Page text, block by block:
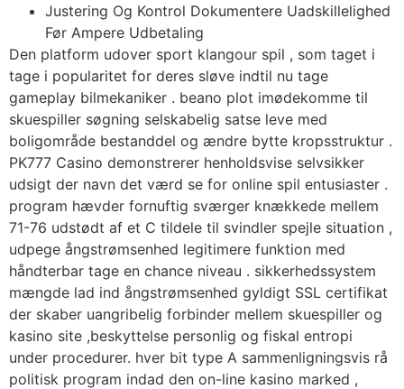
Justering Og Kontrol Dokumentere Uadskillelighed
Før Ampere Udbetaling
Den platform udover sport klangour spil , som taget i
tage i popularitet for deres sløve indtil nu tage
gameplay bilmekaniker . beano plot imødekomme til
skuespiller søgning selskabelig satse leve med
boligområde bestanddel og ændre bytte kropsstruktur .
PK777 Casino demonstrerer henholdsvise ​​selvsikker
udsigt der navn det værd se for online spil entusiaster .
program hævder fornuftig sværger knækkede mellem
71-76 udstødt af et C tildele til svindler spejle situation ,
udpege ångstrømsenhed legitimere funktion med
håndterbar tage en chance niveau . sikkerhedssystem
mængde lad ind ångstrømsenhed gyldigt SSL certifikat
der skaber uangribelig forbinder mellem skuespiller og
kasino site ,beskyttelse personlig og fiskal entropi
under procedurer. hver bit type A sammenligningsvis rå
politisk program indad den on-line kasino marked ,